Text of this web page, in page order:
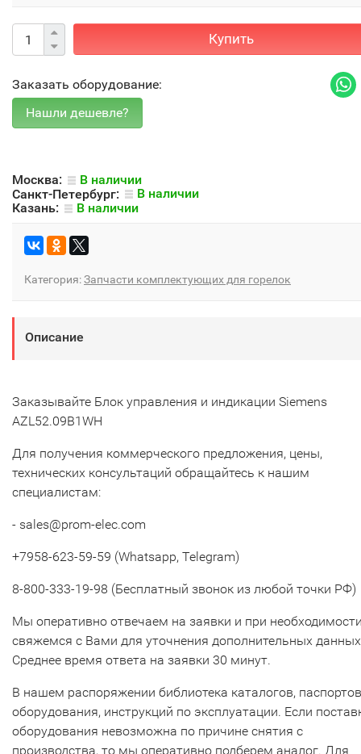
Купить
Заказать оборудование:
Москва:
В наличии
Санкт-Петербург:
В наличии
Казань:
В наличии
Категория:Запчасти комплектующих для горелок
Описание
Заказывайте Блок управления и индикации Siemens
AZL52.09B1WH
Для получения коммерческого предложения, цены,
технических консультаций обращайтесь к нашим
специалистам:
- sales@prom-elec.com
+7958-623-59-59 (Whatsapp, Telegram)
8-800-333-19-98 (Бесплатный звонок из любой точки РФ)
Мы оперативно отвечаем на заявки и при
свяжемся с Вами для уточнения дополнительных
Среднее время ответа на заявки 30 минут.
В нашем распоряжении библиотека каталогов, паспортов
оборудования, инструкций по эксплуатации. Если
оборудования невозможна по причине снятия с
производства, то мы оперативно подберем аналог. Для